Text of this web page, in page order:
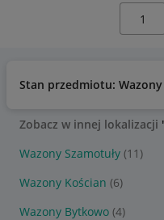
Stan przedmiotu: Wazony
Zobacz w innej lokalizacji
Wazony Szamotuły (11)
Wazony Kościan (6)
Wazony Bytkowo (4)